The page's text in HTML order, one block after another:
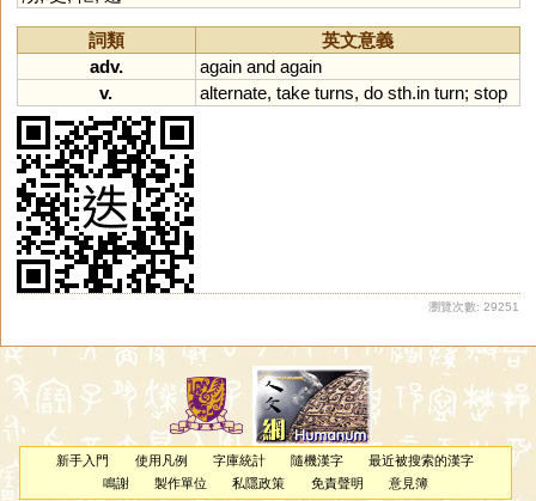
詞類
英文意義
adv.
again and again
v.
alternate, take turns, do sth.in turn; stop
瀏覽次數: 29251
新手入門 使用凡例 字庫統計 隨機漢字
最近被搜索的漢字
鳴謝
製作單位 私隱政策 免責聲明 意見簿